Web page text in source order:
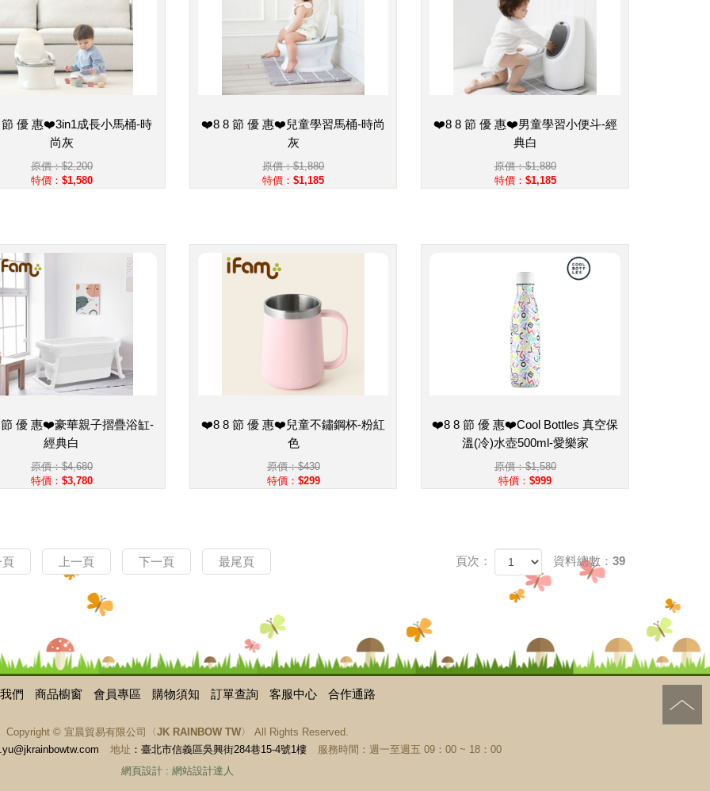
優 惠❤️3in1成長小馬桶-時
尚灰
原價：$2,200
特價：$1,580
❤️8 8 節 優 惠❤️兒童學習馬桶-時尚
灰
原價：$1,880
特價：$1,185
❤️8 8 節 優 惠❤️男童學習小便斗-經
典白
原價：$1,880
特價：$1,185
優 惠❤️豪華親子摺疊浴缸-
經典白
原價：$4,680
特價：$3,780
❤️8 8 節 優 惠❤️兒童不鏽鋼杯-粉紅
色
原價：$430
特價：$299
❤️8 8 節 優 惠❤️Cool Bottles 真空保
溫(冷)水壺500ml-愛樂家
原價：$1,580
特價：$999
上一頁 下一頁 最尾頁 頁次： 資料總數：39
們 商品櫥窗 會員專區 購物須知 訂單查詢 客服中心 合作通路
Copyright © 宜晨貿易有限公司〈JK RAINBOW TW〉
All Rights Reserved.
地址 ：臺北市信義區吳興街284巷15-4號1樓
服務時間：週一至週五 09：00 ~ 18：00
網頁設計 : 網站設計達人